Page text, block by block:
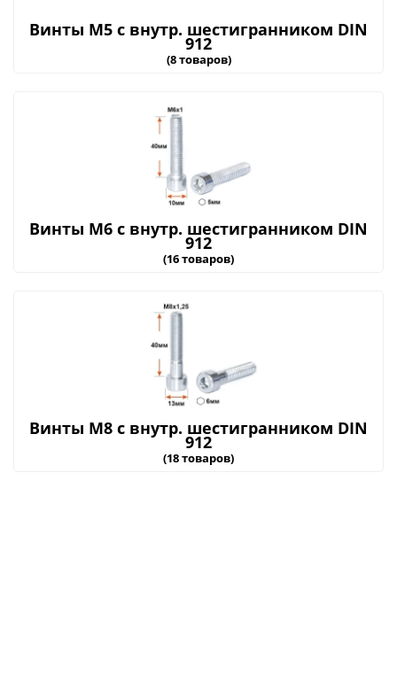
Винты М5 с внутр. шестигранником DIN
912
(8 товаров)
Винты М6 с внутр. шестигранником DIN
912
(16 товаров)
Винты М8 с внутр. шестигранником DIN
912
(18 товаров)